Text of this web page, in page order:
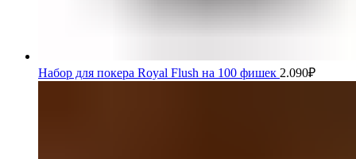
Набор для покера Royal Flush на 100 фишек 2.090₽